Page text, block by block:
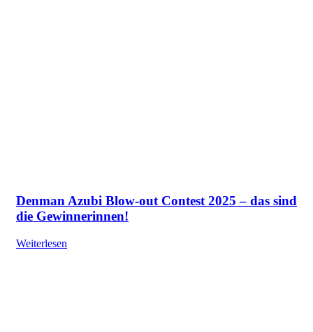
Denman Azubi Blow-out Contest 2025 – das sind
die Gewinnerinnen!
Weiterlesen